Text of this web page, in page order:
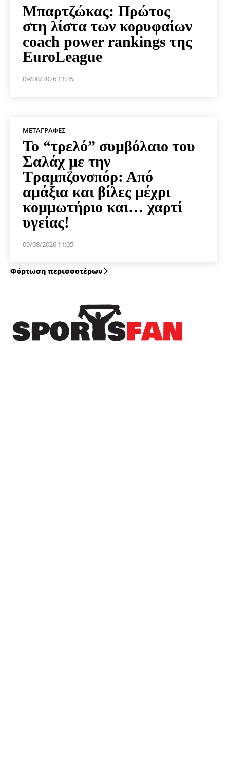
Μπαρτζώκας: Πρώτος
στη λίστα των κορυφαίων
coach power rankings της
EuroLeague
09/08/2026 11:35
ΜΕΤΑΓΡΑΦΈΣ
Το “τρελό” συμβόλαιο του
Σαλάχ με την
Τραμπζονσπόρ: Από
αμάξια και βίλες μέχρι
κομμωτήριο και… χαρτί
υγείας!
09/08/2026 11:05
Φόρτωση περισσοτέρων